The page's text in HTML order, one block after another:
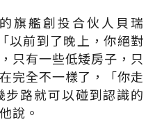
旗艦創投合伙人貝瑞
以前到了晚上，你絕對
只有一些低矮房子，只
完全不一樣了，「你走
路就可以碰到認識的
說。